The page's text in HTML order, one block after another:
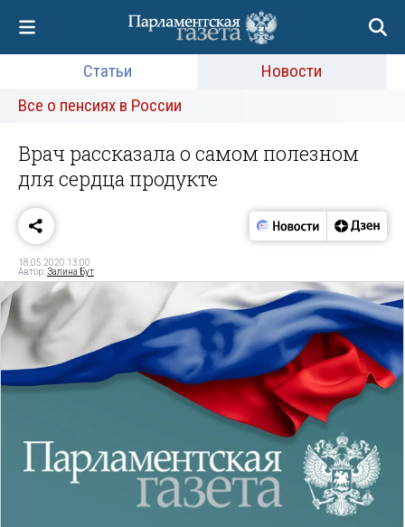
Статьи
Новости
Все о пенсиях в России
Врач рассказала о самом полезном
для сердца продукте
18.05.2020 13:00
Автор:Залина Бут